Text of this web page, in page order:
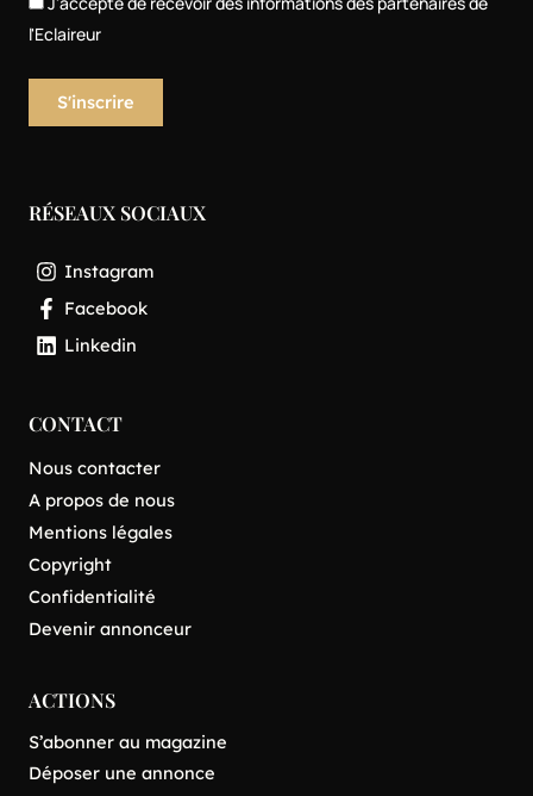
l'Eclaireur
RÉSEAUX SOCIAUX
Instagram
Facebook
Linkedin
CONTACT
Nous contacter
A propos de nous
Mentions légales
Copyright
Confidentialité
Devenir annonceur
ACTIONS
S’abonner au magazine
Déposer une annonce